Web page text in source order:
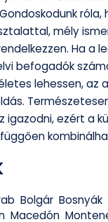
róla,
mély
Ha a
befogadók
lehessen, az
igazodni, ezért a
Bolgár Bosnyák
Macedón